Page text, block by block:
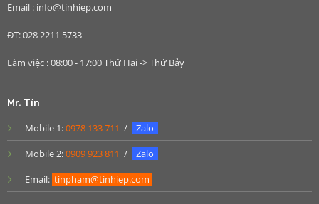
Email : info@tinhiep.com
ĐT: 028 2211 5733
Làm việc : 08:00 - 17:00 Thứ Hai -> Thứ Bảy
Mr. Tín
Mobile 1:0978 133 711 /
Zalo
Mobile 2:0909 923 811 /
Zalo
Email: tinpham@tinhiep.com